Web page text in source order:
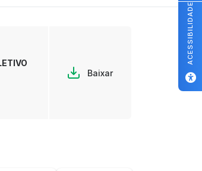
Baixar
ACESSIBILIDADE